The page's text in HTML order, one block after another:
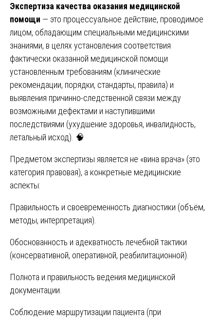
Экспертиза качества оказания медицинской
помощи — это процессуальное действие, проводимое
лицом, обладающим специальными медицинскими
знаниями, в целях установления соответствия
фактически оказанной медицинской помощи
установленным требованиям (клинические
рекомендации, порядки, стандарты, правила) и
выявления причинно-следственной связи между
возможными дефектами и наступившими
последствиями (ухудшение здоровья, инвалидность,
летальный исход). 🧠
Предметом экспертизы является не «вина врача» (это
категория правовая), а конкретные медицинские
аспекты:
Правильность и своевременность диагностики (объём,
методы, интерпретация).
Обоснованность и адекватность лечебной тактики
(консервативной, оперативной, реабилитационной).
Полнота и правильность ведения медицинской
документации.
Соблюдение маршрутизации пациента (при